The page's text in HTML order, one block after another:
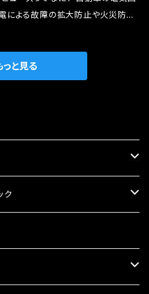
化（静粛性UP） ・ターボ車のターボ
の効果は、タウンユースだけでなく、
ポーツシーンでの実証実験の上、 製
しまう。 3.金属プレートが接触する
ルヒューズになります。 ◇マジカル
果 マジカルヒューズは放電防止効
・ヘッドランプの光量UP ・燃費向上
の効果は、タウンユースだけでなく、
ポーツシーンでの実証実験の上、 製
ております。
による故障の拡大防止や火災防止
回路への電力供給を行っています。
ーズには拭い去れない欠点があり
効果 マジカルヒューズは放電防止効
低減効果により、このような効果を
化（静粛性UP） ・ターボ車のターボ
低速からのトルクアップ ・オーディオ
っと見る
ク